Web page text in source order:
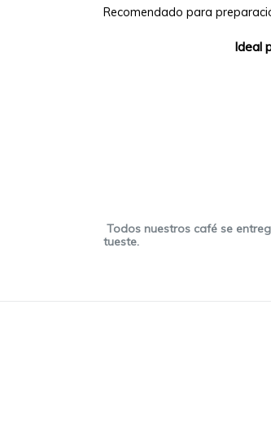
Recomendado para
Ideal
Todos nuestros café se
tueste.